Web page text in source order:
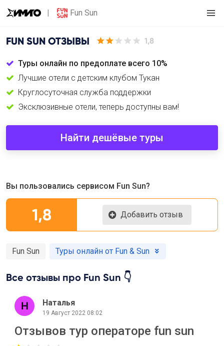
Fun Sun
FUN SUN ОТЗЫВЫ 1,8
Туры онлайн по предоплате всего 10%
Лучшие отели с детским клубом Тукан
Круглосуточная служба поддержки
Эксклюзивные отели, теперь доступны вам!
Найти дешёвые туры
Вы пользовались сервисом Fun Sun?
1,8 Добавить отзыв
Fun Sun Туры онлайн от Fun & Sun
Все отзывы про Fun Sun 👇
Наталья
19 Август 2022 08:02
Отзывов тур операторе fun sun